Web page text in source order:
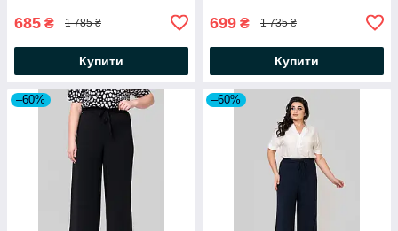
685 ₴ 1 785 ₴
Купити
699 ₴ 1 735 ₴
Купити
–60% –60%